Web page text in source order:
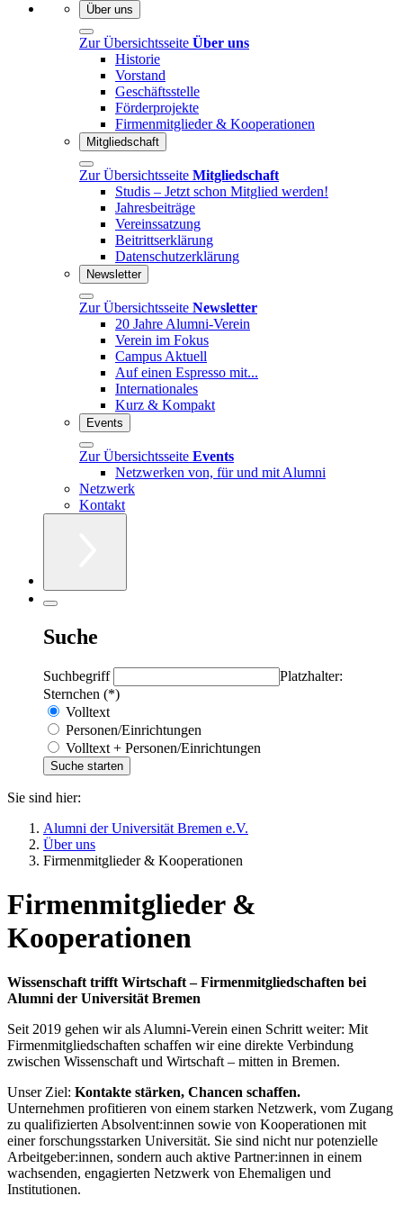
Über uns
Zur Übersichtsseite Über uns
Historie
Vorstand
Geschäftsstelle
Förderprojekte
Firmenmitglieder & Kooperationen
Mitgliedschaft
Zur Übersichtsseite Mitgliedschaft
Studis – Jetzt schon Mitglied werden!
Jahresbeiträge
Vereinssatzung
Beitrittserklärung
Datenschutzerklärung
Newsletter
Zur Übersichtsseite Newsletter
20 Jahre Alumni-Verein
Verein im Fokus
Campus Aktuell
Auf einen Espresso mit...
Internationales
Kurz & Kompakt
Events
Zur Übersichtsseite Events
Netzwerken von, für und mit Alumni
Netzwerk
Kontakt
Suche
Suchbegriff
Platzhalter:
Sternchen (*)
Volltext
Personen/Einrichtungen
Volltext + Personen/Einrichtungen
Sie sind hier:
Alumni der Universität Bremen e.V.
Über uns
Firmenmitglieder & Kooperationen
Firmenmitglieder &
Kooperationen
Wissenschaft trifft Wirtschaft – Firmenmitgliedschaften bei
Alumni der Universität Bremen
Seit 2019 gehen wir als Alumni-Verein einen Schritt weiter: Mit
Firmenmitgliedschaften schaffen wir eine direkte Verbindung
zwischen Wissenschaft und Wirtschaft – mitten in Bremen.
Unser Ziel: Kontakte stärken, Chancen schaffen.
Unternehmen profitieren von einem starken Netzwerk, vom Zugang
zu qualifizierten Absolvent:innen sowie von Kooperationen mit
einer forschungsstarken Universität. Sie sind nicht nur potenzielle
Arbeitgeber:innen, sondern auch aktive Partner:innen in einem
wachsenden, engagierten Netzwerk von Ehemaligen und
Institutionen.